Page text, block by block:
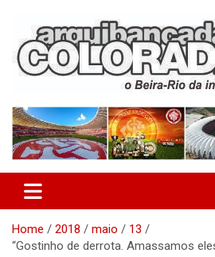
content
Arquibancada
Home 2018 maio
13
“Gostinho de derrota. Amassamos